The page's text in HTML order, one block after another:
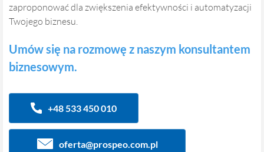
zaproponować dla zwiększenia efektywności i automatyzacji
Twojego biznesu.
Umów się na rozmowę z naszym konsultantem
biznesowym.
+48 533 450 010
oferta@prospeo.com.pl